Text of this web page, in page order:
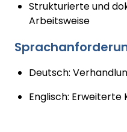
Strukturierte und
Arbeitsweise
Deutsch:
Englisch: Erweiterte